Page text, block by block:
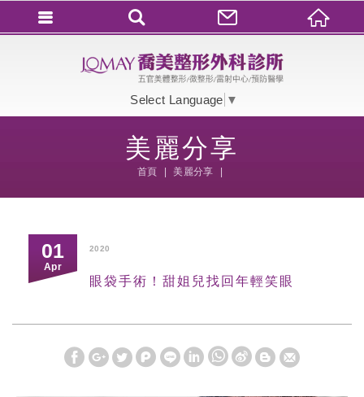
Select Language ▼
美麗分享
首頁 美麗分享
2020
01
Apr
眼袋手術！甜姐兒找回年輕笑眼
會員登入(燈箱)
加入會員
忘記密碼
密碼修改
會員登出